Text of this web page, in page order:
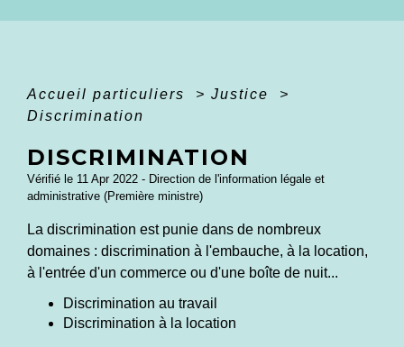
Accueil particuliers > Justice
>
Discrimination
DISCRIMINATION
Vérifié le 11 Apr 2022 - Direction de l'information légale et
administrative (Première ministre)
La discrimination est punie dans de nombreux
domaines : discrimination à l'embauche, à la location,
à l'entrée d'un commerce ou d'une boîte de nuit...
Discrimination au travail
Discrimination à la location